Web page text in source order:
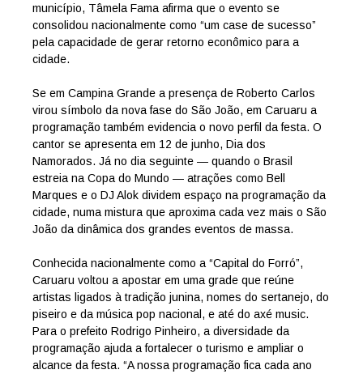
município, Tâmela Fama afirma que o evento se
consolidou nacionalmente como “um case de sucesso”
pela capacidade de gerar retorno econômico para a
cidade.
Se em Campina Grande a presença de Roberto Carlos
virou símbolo da nova fase do São João, em Caruaru a
programação também evidencia o novo perfil da festa. O
cantor se apresenta em 12 de junho, Dia dos
Namorados. Já no dia seguinte — quando o Brasil
estreia na Copa do Mundo — atrações como Bell
Marques e o DJ Alok dividem espaço na programação da
cidade, numa mistura que aproxima cada vez mais o São
João da dinâmica dos grandes eventos de massa.
Conhecida nacionalmente como a “Capital do Forró”,
Caruaru voltou a apostar em uma grade que reúne
artistas ligados à tradição junina, nomes do sertanejo, do
piseiro e da música pop nacional, e até do axé music.
Para o prefeito Rodrigo Pinheiro, a diversidade da
programação ajuda a fortalecer o turismo e ampliar o
alcance da festa. “A nossa programação fica cada ano